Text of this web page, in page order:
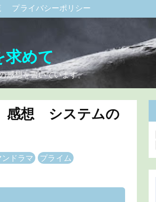
プライバシーポリシー
求めて
感想を書いています。
感想 システムの
ドラマ プライム